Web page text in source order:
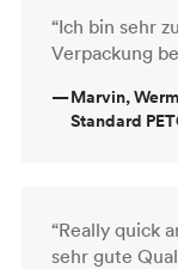
“Ich bin sehr
Verpackung
—Marvin,
Standard
“Really quick
sehr gute